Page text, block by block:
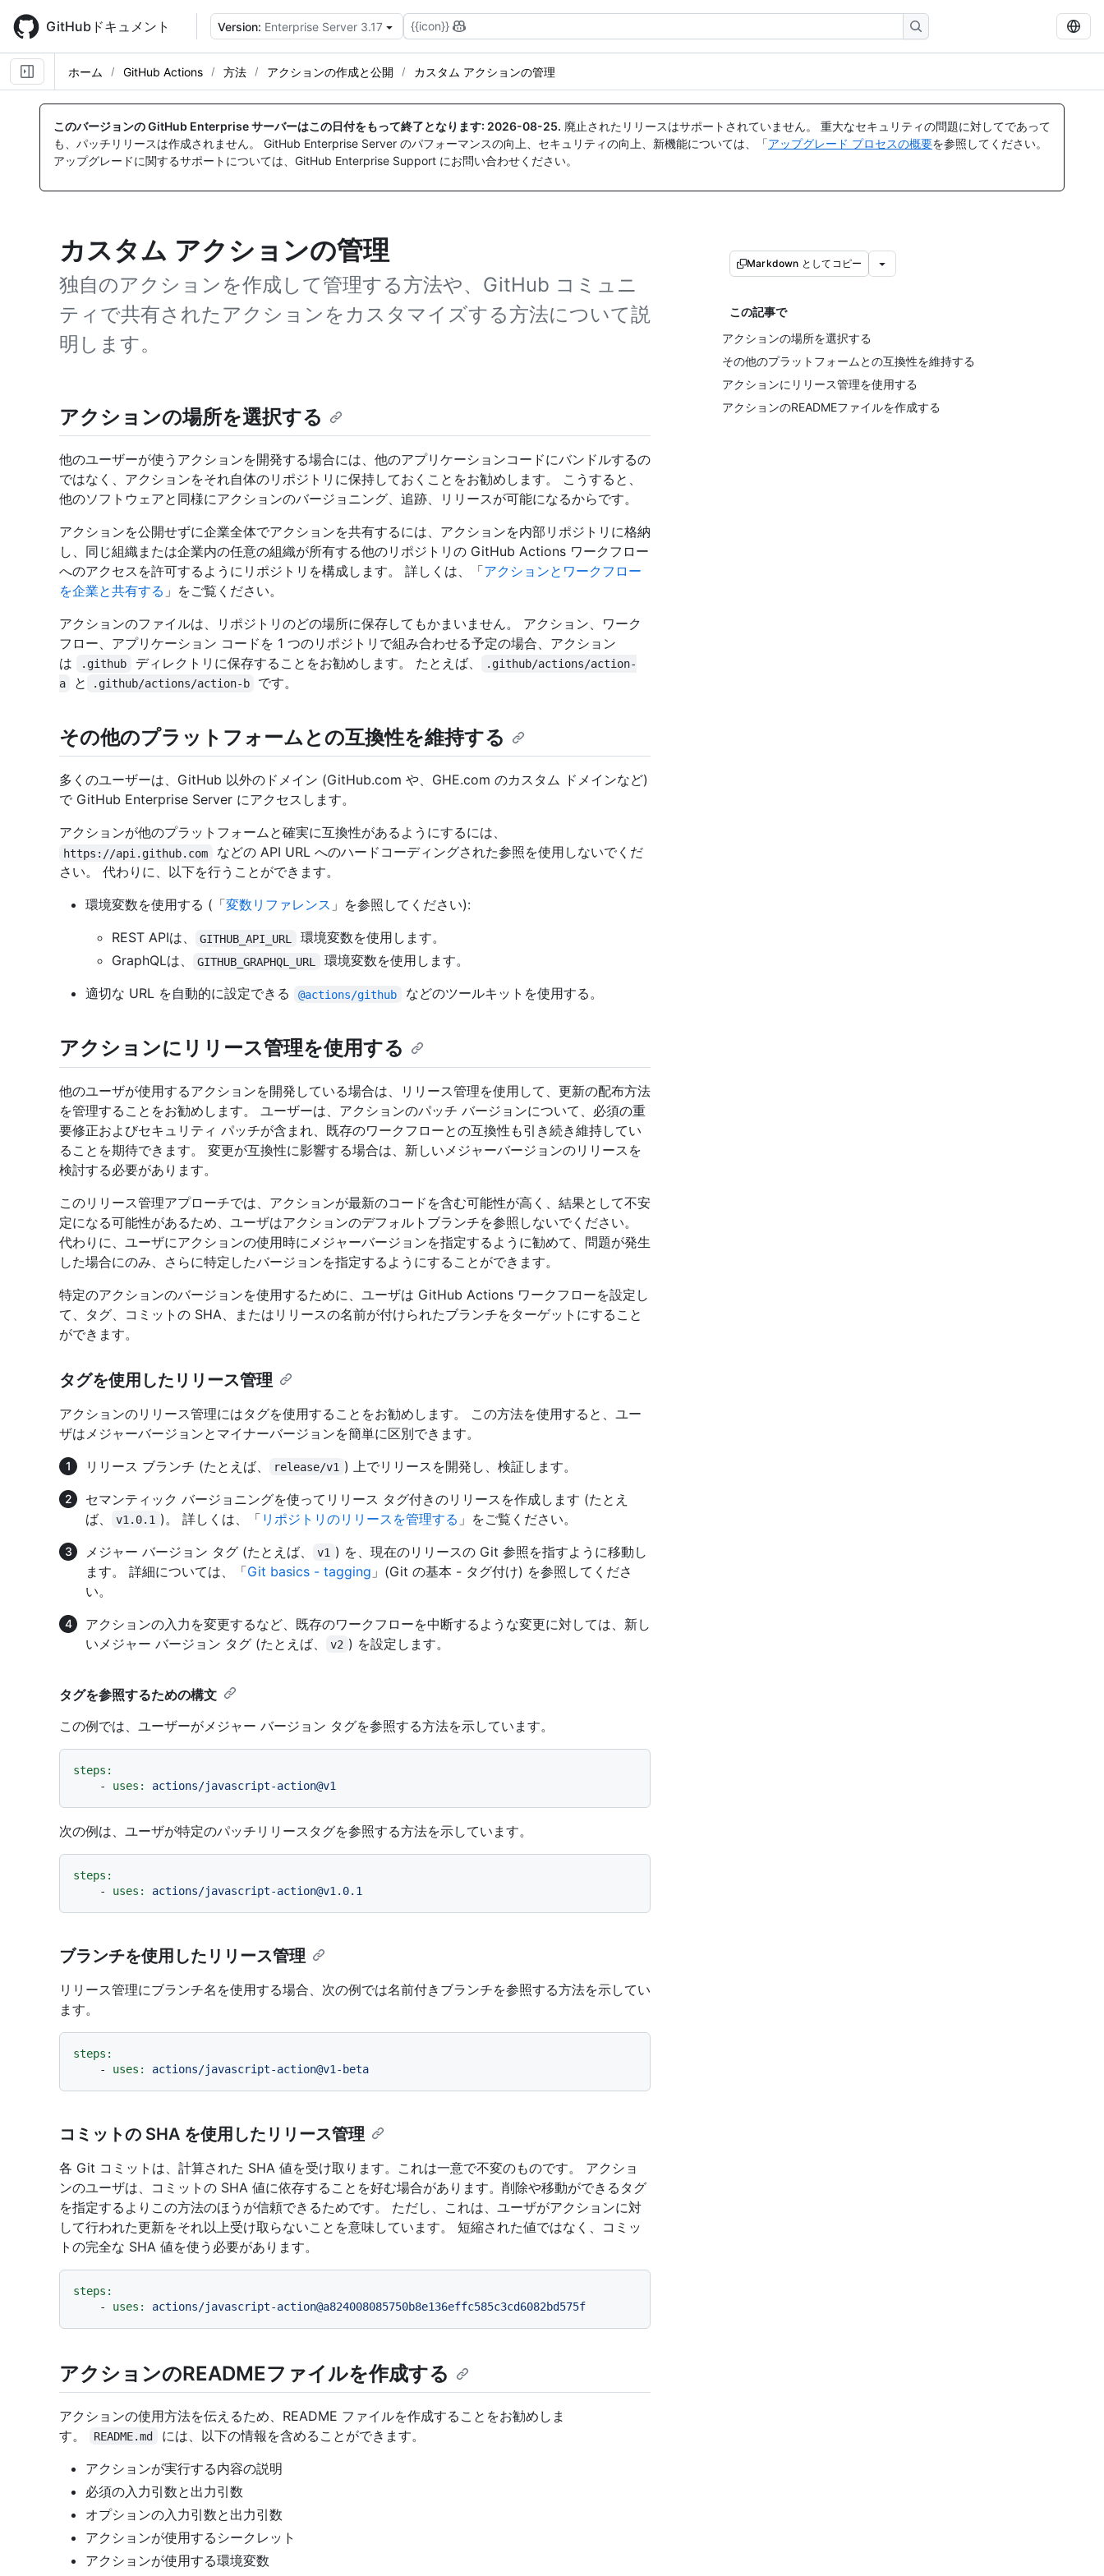
main
content
GitHubドキュメント Version: Enterprise Server 3.17 {{icon}}
ホーム GitHub Actions 方法 アクションの作成と公開 カスタム アクションの管理
このバージョンの GitHub Enterprise サーバーはこの日付をもって終了となります: 2026-08-25. 廃止されたリリースはサポートされていません。 重大なセキュリティの問題に対してであって
も、パッチリリースは作成されません。 GitHub Enterprise Server のパフォーマンスの向上、セキュリティの向上、新機能については、「アップグレード プロセスの概要を参照してください。
アップグレードに関するサポートについては、GitHub Enterprise Support にお問い合わせください。
カスタム アクションの管理
独自のアクションを作成して管理する方法や、GitHub コミュニ
ティで共有されたアクションをカスタマイズする方法について説
明します。
Markdown としてコピー
この記事で
アクションの場所を選択する
その他のプラットフォームとの互換性を維持する
アクションにリリース管理を使用する
アクションのREADMEファイルを作成する
アクションの場所を選択する
他のユーザーが使うアクションを開発する場合には、他のアプリケーションコードにバンドルするの
ではなく、アクションをそれ自体のリポジトリに保持しておくことをお勧めします。 こうすると、
他のソフトウェアと同様にアクションのバージョニング、追跡、リリースが可能になるからです。
アクションを公開せずに企業全体でアクションを共有するには、アクションを内部リポジトリに格納
し、同じ組織または企業内の任意の組織が所有する他のリポジトリの GitHub Actions ワークフロー
へのアクセスを許可するようにリポジトリを構成します。 詳しくは、「アクションとワークフロー
を企業と共有する 」をご覧ください。
アクションのファイルは、リポジトリのどの場所に保存してもかまいません。 アクション、ワーク
フロー、アプリケーション コードを 1 つのリポジトリで組み合わせる予定の場合、アクション
は
.github ディレクトリに保存することをお勧めします。 たとえば、
.github/actions/action-
a
と .github/actions/action-b です。
その他のプラットフォームとの互換性を維持する
多くのユーザーは、GitHub 以外のドメイン (GitHub.com や、GHE.com のカスタム ドメインなど)
で GitHub Enterprise Server にアクセスします。
アクションが他のプラットフォームと確実に互換性があるようにするには、
https://api.github.com
などの API URL へのハードコーディングされた参照を使用しないでくだ
さい。 代わりに、以下を行うことができます。
環境変数を使用する (「変数リファレンス 」を参照してください):
REST APIは、
GITHUB_API_URL
環境変数を使用します。
GraphQLは、
GITHUB_GRAPHQL_URL
環境変数を使用します。
適切な URL を自動的に設定できる
@actions/github などのツールキットを使用する。
アクションにリリース管理を使用する
他のユーザが使用するアクションを開発している場合は、リリース管理を使用して、更新の配布方法
を管理することをお勧めします。 ユーザーは、アクションのパッチ バージョンについて、必須の重
要修正およびセキュリティ パッチが含まれ、既存のワークフローとの互換性も引き続き維持してい
ることを期待できます。 変更が互換性に影響する場合は、新しいメジャーバージョンのリリースを
検討する必要があります。
このリリース管理アプローチでは、アクションが最新のコードを含む可能性が高く、結果として不安
定になる可能性があるため、ユーザはアクションのデフォルトブランチを参照しないでください。
代わりに、ユーザにアクションの使用時にメジャーバージョンを指定するように勧めて、問題が発生
した場合にのみ、さらに特定したバージョンを指定するようにすることができます。
特定のアクションのバージョンを使用するために、ユーザは GitHub Actions ワークフローを設定し
て、タグ、コミットの SHA、またはリリースの名前が付けられたブランチをターゲットにすること
ができます。
タグを使用したリリース管理
アクションのリリース管理にはタグを使用することをお勧めします。 この方法を使用すると、ユー
ザはメジャーバージョンとマイナーバージョンを簡単に区別できます。
リリース ブランチ (たとえば、
release/v1 ) 上でリリースを開発し、検証します。
セマンティック バージョニングを使ってリリース タグ付きのリリースを作成します (たとえ
ば、
v1.0.1 )。 詳しくは、「 リポジトリのリリースを管理する 」をご覧ください。
メジャー バージョン タグ (たとえば、
v1 ) を、現在のリリースの Git 参照を指すように移動し
ます。 詳細については、「Git basics - tagging 」(Git の基本 - タグ付け) を参照してくださ
い。
アクションの入力を変更するなど、既存のワークフローを中断するような変更に対しては、新し
いメジャー バージョン タグ (たとえば、
v2 ) を設定します。
タグを参照するための構文
この例では、ユーザーがメジャー バージョン タグを参照する方法を示しています。
steps:
-
uses: actions/javascript-action@v1
次の例は、ユーザが特定のパッチリリースタグを参照する方法を示しています。
steps:
-
uses: actions/javascript-action@v1.0.1
ブランチを使用したリリース管理
リリース管理にブランチ名を使用する場合、次の例では名前付きブランチを参照する方法を示してい
ます。
steps:
-
uses: actions/javascript-action@v1-beta
コミットの SHA を使用したリリース管理
各 Git コミットは、計算された SHA 値を受け取ります。これは一意で不変のものです。 アクショ
ンのユーザは、コミットの SHA 値に依存することを好む場合があります。削除や移動ができるタグ
を指定するよりこの方法のほうが信頼できるためです。 ただし、これは、ユーザがアクションに対
して行われた更新をそれ以上受け取らないことを意味しています。 短縮された値ではなく、コミッ
トの完全な SHA 値を使う必要があります。
steps:
-
uses: actions/javascript-action@a824008085750b8e136effc585c3cd6082bd575f
アクションのREADMEファイルを作成する
アクションの使用方法を伝えるため、README ファイルを作成することをお勧めしま
す。
README.md
には、以下の情報を含めることができます。
アクションが実行する内容の説明
必須の入力引数と出力引数
オプションの入力引数と出力引数
アクションが使用するシークレット
アクションが使用する環境変数